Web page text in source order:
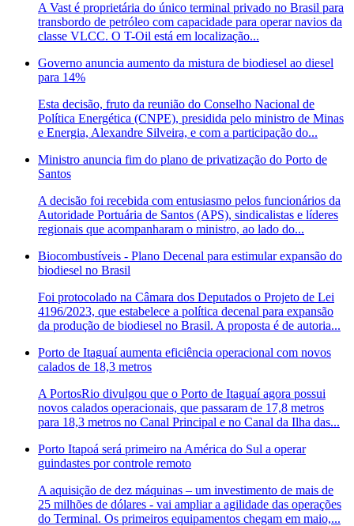
A Vast é proprietária do único terminal privado no Brasil para
transbordo de petróleo com capacidade para operar navios da
classe VLCC. O T-Oil está em localização...
Governo anuncia aumento da mistura de biodiesel ao diesel
para 14%
Esta decisão, fruto da reunião do Conselho Nacional de
Política Energética (CNPE), presidida pelo ministro de Minas
e Energia, Alexandre Silveira, e com a participação do...
Ministro anuncia fim do plano de privatização do Porto de
Santos
A decisão foi recebida com entusiasmo pelos funcionários da
Autoridade Portuária de Santos (APS), sindicalistas e líderes
regionais que acompanharam o ministro, ao lado do...
Biocombustíveis - Plano Decenal para estimular expansão do
biodiesel no Brasil
Foi protocolado na Câmara dos Deputados o Projeto de Lei
4196/2023, que estabelece a política decenal para expansão
da produção de biodiesel no Brasil. A proposta é de autoria...
Porto de Itaguaí aumenta eficiência operacional com novos
calados de 18,3 metros
A PortosRio divulgou que o Porto de Itaguaí agora possui
novos calados operacionais, que passaram de 17,8 metros
para 18,3 metros no Canal Principal e no Canal da Ilha das...
Porto Itapoá será primeiro na América do Sul a operar
guindastes por controle remoto
A aquisição de dez máquinas – um investimento de mais de
25 milhões de dólares - vai ampliar a agilidade das operações
do Terminal. Os primeiros equipamentos chegam em maio,...